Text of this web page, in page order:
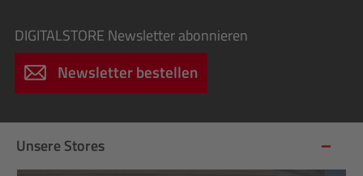
DIGITALSTORE Newsletter abonnieren
Newsletter bestellen
Unsere Stores